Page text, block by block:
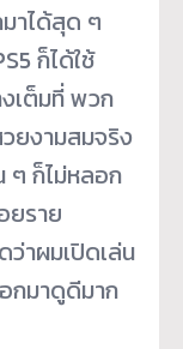
าได้สุด ๆ
ก็ได้ใช้
เต็มที่ พวก
ยงามสมจริง
ๆ ก็ไม่หลอก
ยราย
ว่าผมเปิดเล่น
กมาดูดีมาก